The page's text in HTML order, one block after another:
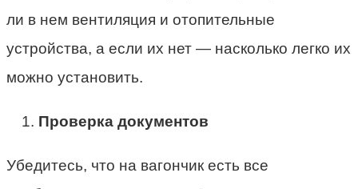
ли в нем вентиляция и отопительные
устройства, а если их нет — насколько легко их
можно установить.
Проверка документов
Убедитесь, что на вагончик есть все